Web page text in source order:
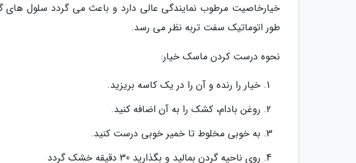
خیارخاصیت مرطوب نمایندگی عالی دارد و باعث می گردد سلول های
طور اتوماتیک سفت تربه نظر می رسد.
نحوه درست کردن ماسک خیار:
خیار را رنده و آن را در یک کاسه بریزید.
روغن بادام، کشک را به آن اضافه کنید.
به خوبی مخلوط تا خمیر خوبی درست کنید.
روی ناحیه گردن بمالید و بگذارید 30 دقیقه خشک گردد